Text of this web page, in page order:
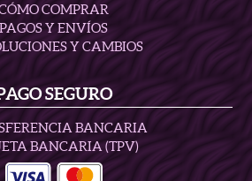
COMPRAR
PAGOS Y ENVÍOS
Y CAMBIOS
SEGURO
BANCARIA
BANCARIA (TPV)